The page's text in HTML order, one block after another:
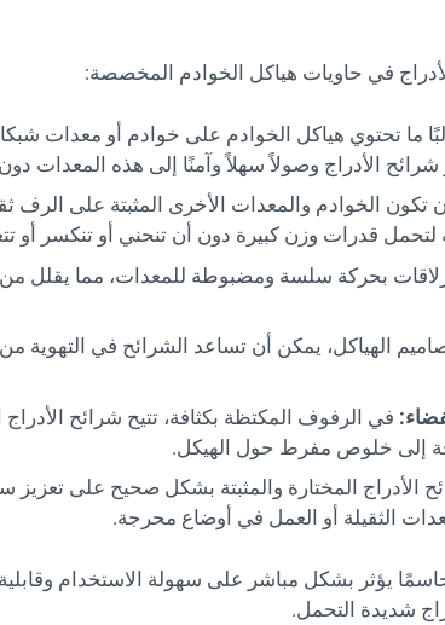
في حاويات هياكل الخوادم المخصصة:
ما تحتوي هياكل الخوادم على خوادم أو معدات
شرائح الأدراج وصولاً سهلاً وآمنًا إلى هذه المعدات
تكون الخوادم والمعدات الأخرى المثبتة على الرف
لتحمل قدرات وزن كبيرة دون أن تنحني أو تنكسر
بحركة سلسة ومضبوطة للمعدات، مما يقلل من
الهياكل، يمكن أن تساعد الشرائح في
في الرفوف المكتظة بكثافة، تتيح شرائح
إلى خلوص مفرط حول الهيكل.
الأدراج المختارة والمثبتة بشكل صحيح على تعزيز
الثقيلة أو العمل في أوضاع محرجة.
يؤثر بشكل مباشر على سهولة الاستخدام
شديدة التحمل.